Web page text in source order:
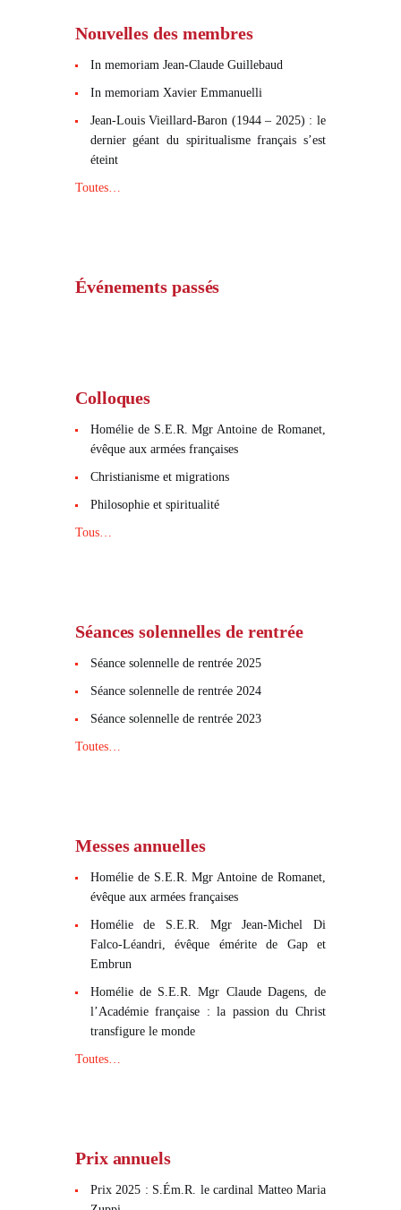
Nouvelles des membres
In memoriam Jean-Claude Guillebaud
In memoriam Xavier Emmanuelli
Jean-Louis Vieillard-Baron (1944 – 2025) : le
dernier géant du spiritualisme français s’est
éteint
Toutes…
Événements passés
Colloques
Homélie de S.E.R. Mgr Antoine de Romanet,
évêque aux armées françaises
Christianisme et migrations
Philosophie et spiritualité
Tous…
Séances solennelles de rentrée
Séance solennelle de rentrée 2025
Séance solennelle de rentrée 2024
Séance solennelle de rentrée 2023
Toutes…
Messes annuelles
Homélie de S.E.R. Mgr Antoine de Romanet,
évêque aux armées françaises
Homélie de S.E.R. Mgr Jean-Michel Di
Falco-Léandri, évêque émérite de Gap et
Embrun
Homélie de S.E.R. Mgr Claude Dagens, de
l’Académie française : la passion du Christ
transfigure le monde
Toutes…
Prix annuels
Prix 2025 : S.Ém.R. le cardinal Matteo Maria